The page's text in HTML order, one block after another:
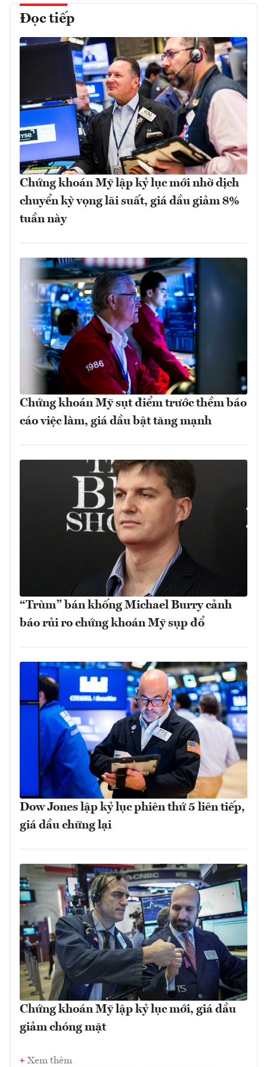
Đọc tiếp
Chứng khoán Mỹ lập kỷ lục mới nhờ dịch
chuyển kỳ vọng lãi suất, giá dầu giảm 8%
tuần này
Chứng khoán Mỹ sụt điểm trước thềm báo
cáo việc làm, giá dầu bật tăng mạnh
“Trùm” bán khống Michael Burry cảnh
báo rủi ro chứng khoán Mỹ sụp đổ
Dow Jones lập kỷ lục phiên thứ 5 liên tiếp,
giá dầu chững lại
Chứng khoán Mỹ lập kỷ lục mới, giá dầu
giảm chóng mặt
Xem thêm